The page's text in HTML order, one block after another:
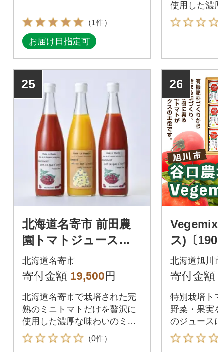
（1件）
お届け日指定可
使用した濃
トマトジュ
25
北海道名寄市 前田農
園トマトジュース
「アイコ」赤黄720m
×3本セット
北海道名寄市
寄付金額 19,500円
北海道名寄市で栽培された完
熟のミニトマトだけを贅沢に
使用した濃厚な味わいのミニ
トマトジュース
（0件）
26
ス)〔
フト
北海道旭川
寄付金額
特別栽培ト
野菜・果実
のジュース